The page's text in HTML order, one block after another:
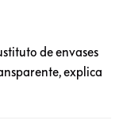
de envases
explica